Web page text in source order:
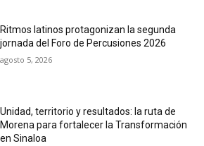
Ritmos latinos protagonizan la segunda
jornada del Foro de Percusiones 2026
agosto 5, 2026
Unidad, territorio y resultados: la ruta de
Morena para fortalecer la Transformación
en Sinaloa